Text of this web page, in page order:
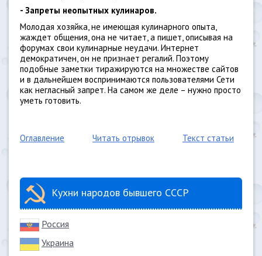
- Запреты неопытных кулинаров.
Молодая хозяйка, не имеющая кулинарного опыта,
жаждет общения, она не читает, а пишет, описывая на
форумах свои кулинарные неудачи. Интернет
демократичен, он не признает регалий. Поэтому
подобные заметки тиражируются на множестве сайтов
и в дальнейшем воспринимаются пользователями Сети
как негласный запрет. На самом же деле – нужно просто
уметь готовить.
Оглавление Читать отрывок Текст статьи
Кухни народов бывшего СССР
Россия
Украина